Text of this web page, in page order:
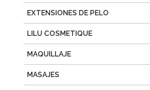
EXTENSIONES DE PELO
LILU COSMETIQUE
MAQUILLAJE
MASAJES